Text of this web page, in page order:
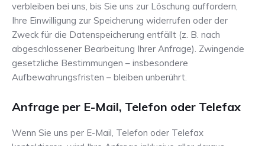
verbleiben bei uns, bis Sie uns zur Löschung auffordern,
Ihre Einwilligung zur Speicherung widerrufen oder der
Zweck für die Datenspeicherung entfällt (z. B. nach
abgeschlossener Bearbeitung Ihrer Anfrage). Zwingende
gesetzliche Bestimmungen – insbesondere
Aufbewahrungsfristen – bleiben unberührt.
Anfrage per E-Mail, Telefon oder Telefax
Wenn Sie uns per E-Mail, Telefon oder Telefax